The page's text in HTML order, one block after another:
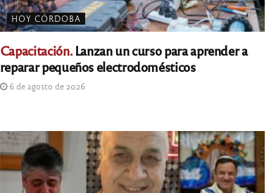
HOY CÓRDOBA
Capacitación.Lanzan un curso para aprender a
reparar pequeños electrodomésticos
6 de agosto de 2026